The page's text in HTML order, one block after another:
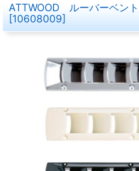
ATTWOOD ルーバーベン
[10608009]